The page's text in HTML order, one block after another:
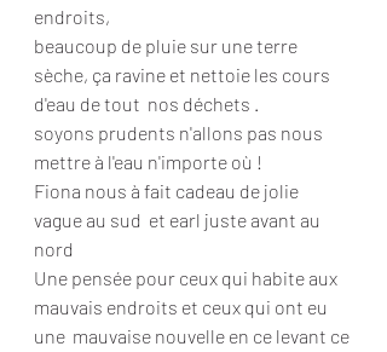
endroits,
beaucoup de pluie sur une terre
sèche, ça ravine et nettoie les cours
d'eau de tout  nos déchets .
soyons prudents n'allons pas nous
mettre à l'eau n'importe où !
Fiona nous à fait cadeau de jolie
vague au sud  et earl juste avant au
nord
Une pensée pour ceux qui habite aux
mauvais endroits et ceux qui ont eu
une  mauvaise nouvelle en ce levant ce